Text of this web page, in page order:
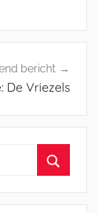
bericht
De Vriezels